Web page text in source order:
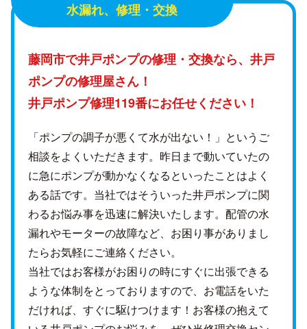
水漏れ、修理・交換
藤岡市で井戸ポンプの修理・交換なら、 井戸
ポンプの修理屋さん！
井戸ポンプ修理119番にお任せください！
「ポンプの調子が悪くて水が出ない！」というご
相談をよくいただきます。昨日まで動いていたの
に急にポンプが動かなくなるといったことはよく
ある話です。当社ではそういった井戸ポンプに関
わるお悩み事を迅速に解決いたします。配管の水
漏れやモーターの故障など、お困り事がありまし
たらお気軽にご連絡ください。
当社ではお客様がお困りの時にすぐに出張できる
ような体制をとっておりますので、お電話をいた
だければ、すぐに駆けつけます！お客様の抱えて